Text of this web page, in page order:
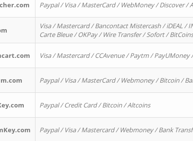
Paypal / Visa / MasterCard / WebMoney / Discover /
Visa / Mastercard / Bancontact Mistercash / iDEAL /
Carte Bleue / OKPay / Wire Transfer / Sofort /
Visa / Mastercard / CCAvenue / Paytm /
Paypal / Visa / MasterCard / Webmoney / Bitcoin /
Paypal / Credit Card / Bitcoin / Altcoins
Paypal / Visa / Mastercard / Webmoney / Bank